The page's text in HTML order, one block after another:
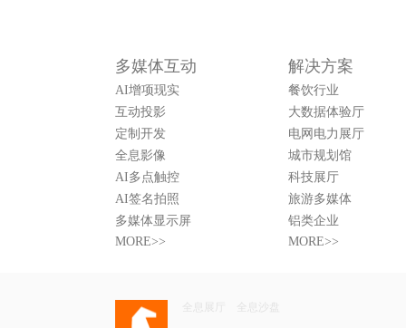
多媒体互动
AI增项现实
互动投影
定制开发
全息影像
AI多点触控
AI签名拍照
多媒体显示屏
MORE>>
解决方案
餐饮行业
大数据体验厅
电网电力展厅
城市规划馆
科技展厅
旅游多媒体
铝类企业
MORE>>
全息展厅 全息沙盘